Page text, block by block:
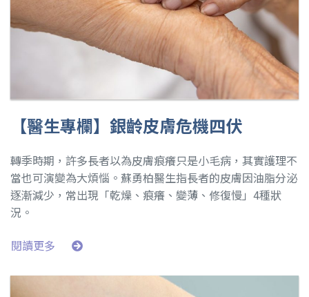
【醫生專欄】銀齡皮膚危機四伏
轉季時期，許多長者以為皮膚痕癢只是小毛病，其實護理不
當也可演變為大煩惱。蘇勇柏醫生指長者的皮膚因油脂分泌
逐漸減少，常出現「乾燥、痕癢、變薄、修復慢」4種狀
況。
閱讀更多